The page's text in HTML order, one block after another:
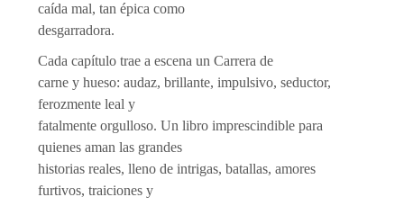
caída ­mal, tan épica como
desgarradora.
Cada capítulo trae a escena un Carrera de
carne y hueso: audaz, brillante, impulsivo, seductor,
ferozmente leal y
fatalmente orgulloso. Un libro imprescindible para
quienes aman las grandes
historias reales, lleno de intrigas, batallas, amores
furtivos, traiciones y